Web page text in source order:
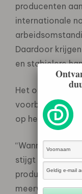
producenten
internationale
Daardoor
en stabielere
Het onderzoek
voorbeeld geen
op het niveau
“Wanneer het
stijgt in een
producten, en
meerwaarde